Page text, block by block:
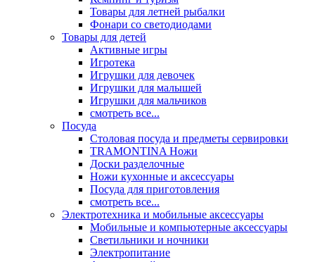
Товары для летней рыбалки
Фонари со светодиодами
Товары для детей
Активные игры
Игротека
Игрушки для девочек
Игрушки для малышей
Игрушки для мальчиков
смотреть все...
Посуда
Столовая посуда и предметы сервировки
TRAMONTINA Ножи
Доски разделочные
Ножи кухонные и аксессуары
Посуда для приготовления
смотреть все...
Электротехника и мобильные аксессуары
Мобильные и компьютерные аксессуары
Светильники и ночники
Электропитание